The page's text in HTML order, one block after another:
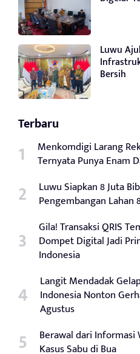
Luwu
Bersih
Terbaru
Menkomdigi Larang
Ternyata Punya Enam
Luwu Siapkan 8 Juta
Pengembangan Lahan
Gila! Transaksi QRIS
Dompet Digital Jadi
Indonesia
Langit Mendadak
Indonesia Nonton
Agustus
Berawal dari Informasi
Kasus Sabu di Bua